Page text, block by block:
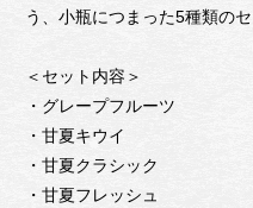
う、小瓶につまった5種類の
＜セット内容＞
・グレープフルーツ
・甘夏キウイ
・甘夏クラシック
・甘夏フレッシュ